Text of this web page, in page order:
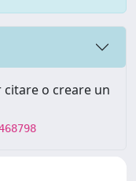
o creare un